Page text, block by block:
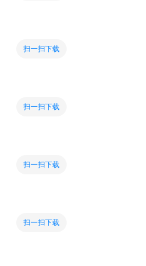
扫一扫下载
扫一扫下载
扫一扫下载
扫一扫下载